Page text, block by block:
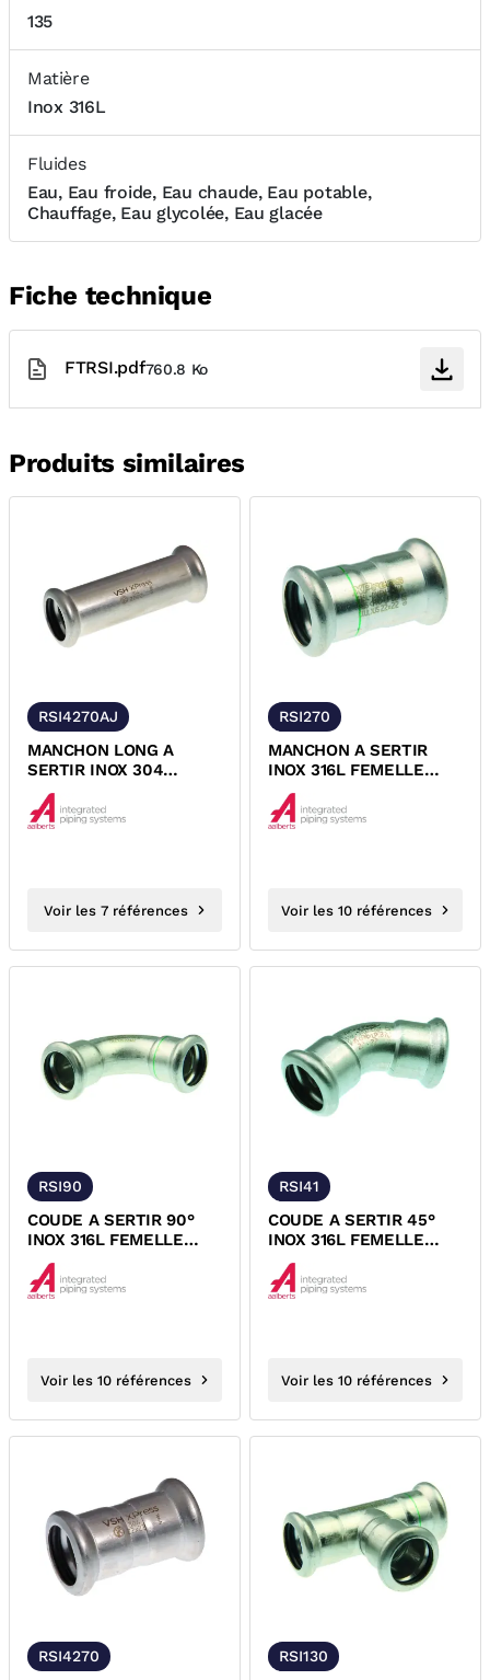
135
Matière
Inox 316L
Fluides
Eau, Eau froide, Eau chaude, Eau potable,
Chauffage, Eau glycolée, Eau glacée
Fiche technique
FTRSI.pdf760.8 Ko
Produits similaires
RSI4270AJ
MANCHON LONG A
SERTIR INOX 304
(1.4301) FEMELLE
FEMELLE XPRESS
Voir les 7 références
RSI270
MANCHON A SERTIR
INOX 316L FEMELLE
FEMELLE XPRESS
Voir les 10 références
RSI90
COUDE A SERTIR 90°
INOX 316L FEMELLE
FEMELLE XPRESS
Voir les 10 références
RSI41
COUDE A SERTIR 45°
INOX 316L FEMELLE
FEMELLE XPRESS
Voir les 10 références
RSI4270 RSI130